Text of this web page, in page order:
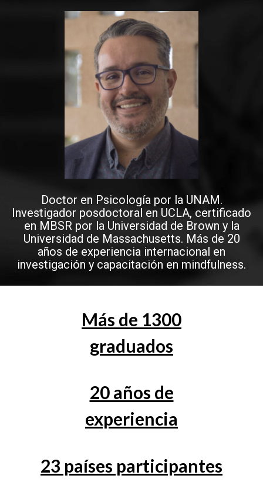
Doctor en Psicología por la UNAM.
Investigador posdoctoral en UCLA, certificado
en MBSR por la Universidad de Brown y la
Universidad de Massachusetts. Más de 20
años de experiencia internacional en
investigación y capacitación en mindfulness.
Más de 1300
graduados
20 años de
experiencia
23 países participantes